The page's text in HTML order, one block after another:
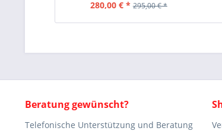
280,00 € * 295,00 € *
Beratung gewünscht?
Telefonische Unterstützung und Beratung